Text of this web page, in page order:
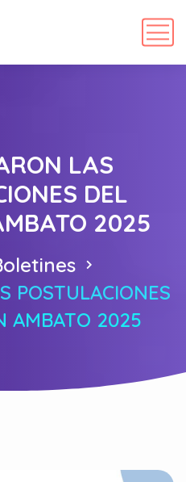
LAS
DEL
2025
POSTULACIONES
AMBATO 2025